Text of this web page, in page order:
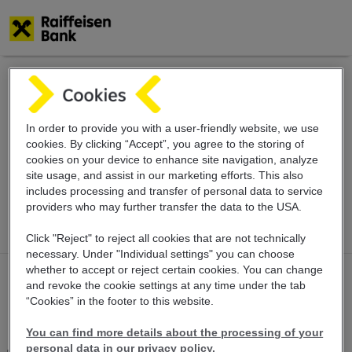
contentVažno obavještenje
vezano za zaštitu
ličnih podataka
In order to provide you with a user-friendly website, we use
cookies. By clicking “Accept”, you agree to the storing of
cookies on your device to enhance site navigation, analyze
site usage, and assist in our marketing efforts. This also
includes processing and transfer of personal datato service
providers who may further transfer thedata to the USA.
Click "Reject" to reject all cookies that are not technically
necessary. Under "Individual settings" you can choose
whether to accept or reject certain cookies. You can change
and revoke the cookie settings at any time under the tab
“Cookies” in the footer to this website.
You can find more details about the processing of your
personal data in our privacy policy.